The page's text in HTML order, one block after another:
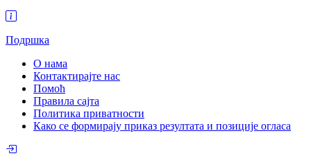
Подршка
О нама
Контактирајте нас
Помоћ
Правила сајта
Политика приватности
Како се формирају приказ резултата и позиције огласа